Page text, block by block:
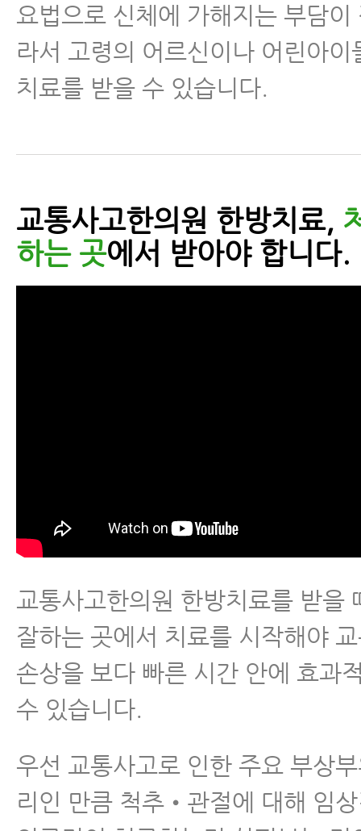
요법으로 신체에 가해지는 부담이
라서 고령의 어르신이나 어린아이
치료를 받을 수 있습니다.
교통사고한의원 한방치료,
하는 곳에서 받아야 합니다.
교통사고한의원 한방치료를 받을
잘하는 곳에서 치료를 시작해야
손상을 보다 빠른 시간 안에 효과
수 있습니다.
우선 교통사고로 인한 주요 부상
리인 만큼 척추•관절에 대해 임